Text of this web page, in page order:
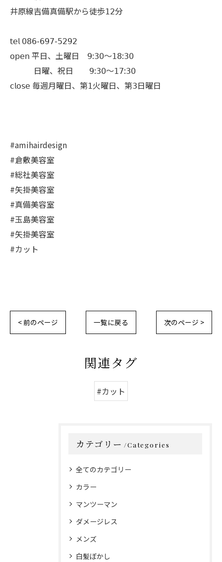
井原線吉備真備駅から徒歩𝟣𝟤分
𝗍𝖾𝗅 𝟢𝟪𝟨-𝟨𝟫𝟩-𝟧𝟤𝟫𝟤
𝗈𝗉𝖾𝗇 平日、土曜日 𝟫:𝟥𝟢〜𝟣𝟪:𝟥𝟢
日曜、祝日 𝟫:𝟥𝟢〜𝟣𝟩:𝟥𝟢
𝖼𝗅𝗈𝗌𝖾 毎週月曜日、第𝟣火曜日、第𝟥日曜日
#amihairdesign
#倉敷美容室
#総社美容室
#矢掛美容室
#真備美容室
#玉島美容室
#矢掛美容室
#カット
< 前のページ 一覧に戻る 次のページ >
関連タグ
#カット
カテゴリー Categories
全てのカテゴリー
カラー
マンツーマン
ダメージレス
メンズ
白髪ぼかし